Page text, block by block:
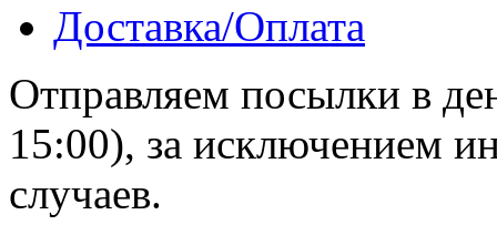
Доставка/Оплата
Отправляем посылки в
15:00), за исключением
случаев.